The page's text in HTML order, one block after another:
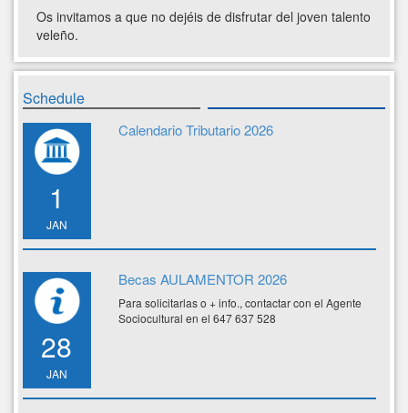
Os invitamos a que no dejéis de disfrutar del joven talento
veleño.
Schedule
1
JAN
Calendario Tributario 2026
28
JAN
Becas AULAMENTOR 2026
Para solicitarlas o + info., contactar con el Agente
Sociocultural en el 647 637 528